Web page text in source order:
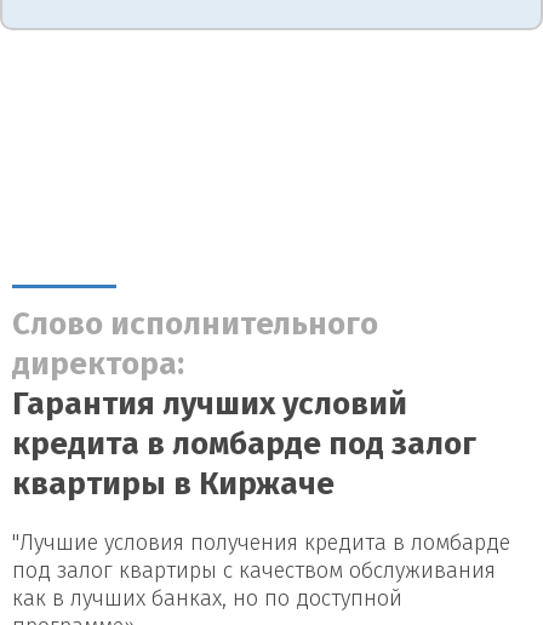
Слово исполнительного
директора:
Гарантия лучших условий
кредита в ломбарде под залог
квартиры в Киржаче
"Лучшие условия получения кредита в ломбарде
под залог квартиры с качеством обслуживания
как в лучших банках, но по доступной